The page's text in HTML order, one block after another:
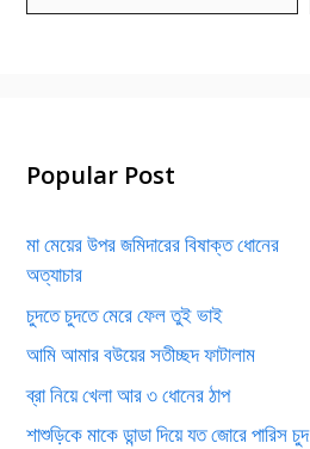
Popular Post
মা মেয়ের উপর জমিদারের বিষাক্ত ধোনের
অত্যাচার
চুদতে চুদতে মেরে ফেল তুই ভাই
আমি আমার বউয়ের সতীচ্ছদ ফাটালাম
ব্রা নিয়ে খেলা আর ৩ ধোনের ঠাপ
শাশুড়িকে মাকে ডান্ডা দিয়ে যত জোরে পারিস চুদ